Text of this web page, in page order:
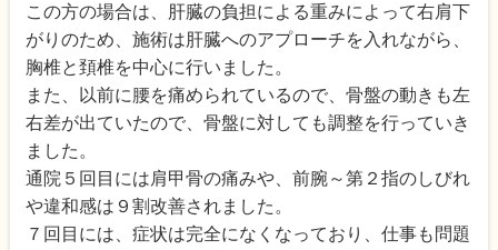
この方の場合は、肝臓の負担による重みによって右肩下
がりのため、施術は肝臓へのアプローチを入れながら、
胸椎と頚椎を中心に行いました。
また、以前に腰を痛められているので、骨盤の動きも左
右差が出ていたので、骨盤に対しても調整を行っていき
ました。
通院５回目には肩甲骨の痛みや、前腕～第２指のしびれ
や違和感は９割改善されました。
７回目には、症状は完全になくなっており、仕事も問題